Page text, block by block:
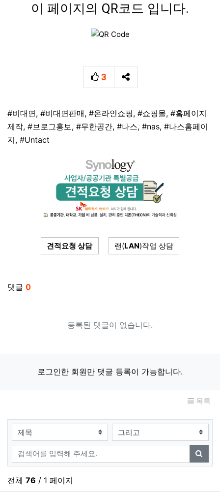
이 페이지의 QR코드 입니다.
3
추천
SNS 공유
태그
#비대면, #비대면판매, #온라인쇼핑, #쇼핑몰, #홈페이지
제작, #브로그홍보 , #무한공간, #나스, #nas, #나스홈페이
지, #Untact
견적요청 상담 랜(LAN)작업 상담
댓글 0
등록된 댓글이 없습니다.
로그인한 회원만 댓글 등록이 가능합니다.
목록
검색대상
검색어
검색
전체 76 / 1 페이지